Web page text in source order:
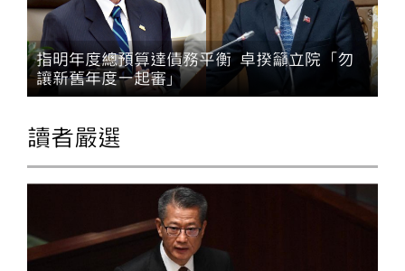
指明年度總預算達債務平衡 卓揆籲立院「勿
讓新舊年度一起審」
讀者嚴選